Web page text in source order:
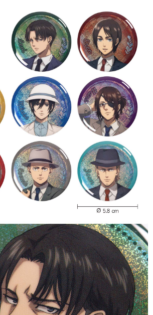
以上で送料無料
取）
以上で送料無料
以上で送料無料
以上で送料無料
馬祖)-木棉花樂園專用